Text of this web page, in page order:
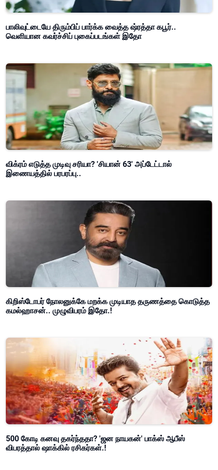
பாலிவுட்டையே திரும்பிப் பார்க்க வைத்த ஷ்ரத்தா கபூர்..
வெளியான கவர்ச்சிப் புகைப்படங்கள் இதோ
விக்ரம் எடுத்த முடிவு சரியா? 'சியான் 63' அப்டேட்டால்
இணையத்தில் பரபரப்பு..
கிறிஸ்டோபர் நோலனுக்கே மறக்க முடியாத தருணத்தை கொடுத்த
கமல்ஹாசன்.. முழுவிபரம் இதோ.!
500 கோடி கனவு தகர்ந்ததா? 'ஜன நாயகன்' பாக்ஸ் ஆபீஸ்
விபரத்தால் ஷாக்கில் ரசிகர்கள்.!